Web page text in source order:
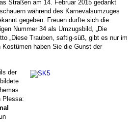
Straßen am 14. Februar 2015 gedankt
während des Karnevalsumzuges
gegeben. Freuen durfte sich die
Nummer 34 als Umzugsbild, „Die
„Diese Trauben, saftig-süß, gibt es nur im
Kostümen haben Sie die Gunst der
der
Plessa: